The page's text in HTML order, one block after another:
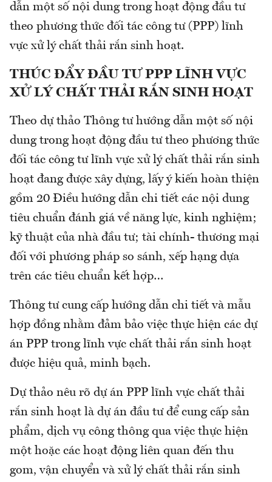
dẫn một số nội dung trong hoạt động đầu tư
theo phương thức đối tác công tư (PPP) lĩnh
vực xử lý chất thải rắn sinh hoạt.
THÚC ĐẨY ĐẦU TƯ PPP LĨNH VỰC
XỬ LÝ CHẤT THẢI RẮN SINH HOẠT
Theo dự thảo Thông tư hướng dẫn một số nội
dung trong hoạt động đầu tư theo phương thức
đối tác công tư lĩnh vực xử lý chất thải rắn sinh
hoạt đang được xây dựng, lấy ý kiến hoàn thiện
gồm 20 Điều hướng dẫn chi tiết các nội dung
tiêu chuẩn đánh giá về năng lực, kinh nghiệm;
kỹ thuật của nhà đầu tư; tài chính- thương mại
đối với phương pháp so sánh, xếp hạng dựa
trên các tiêu chuẩn kết hợp…
Thông tư cung cấp hướng dẫn chi tiết và mẫu
hợp đồng nhằm đảm bảo việc thực hiện các dự
án PPP trong lĩnh vực chất thải rắn sinh hoạt
được hiệu quả, minh bạch.
Dự thảo nêu rõ dự án PPP lĩnh vực chất thải
rắn sinh hoạt là dự án đầu tư để cung cấp sản
phẩm, dịch vụ công thông qua việc thực hiện
một hoặc các hoạt động liên quan đến thu
gom, vận chuyển và xử lý chất thải rắn sinh